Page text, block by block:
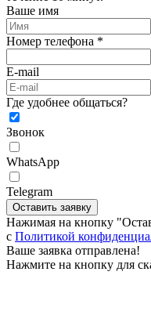
Ваше имя
Номер телефона *
E-mail
Где удобнее общаться?
Звонок
WhatsApp
Telegram
Оставить заявку
Нажимая на кнопку
c Политикой
Ваше заявка отправлена!
Нажмите на кнопку для